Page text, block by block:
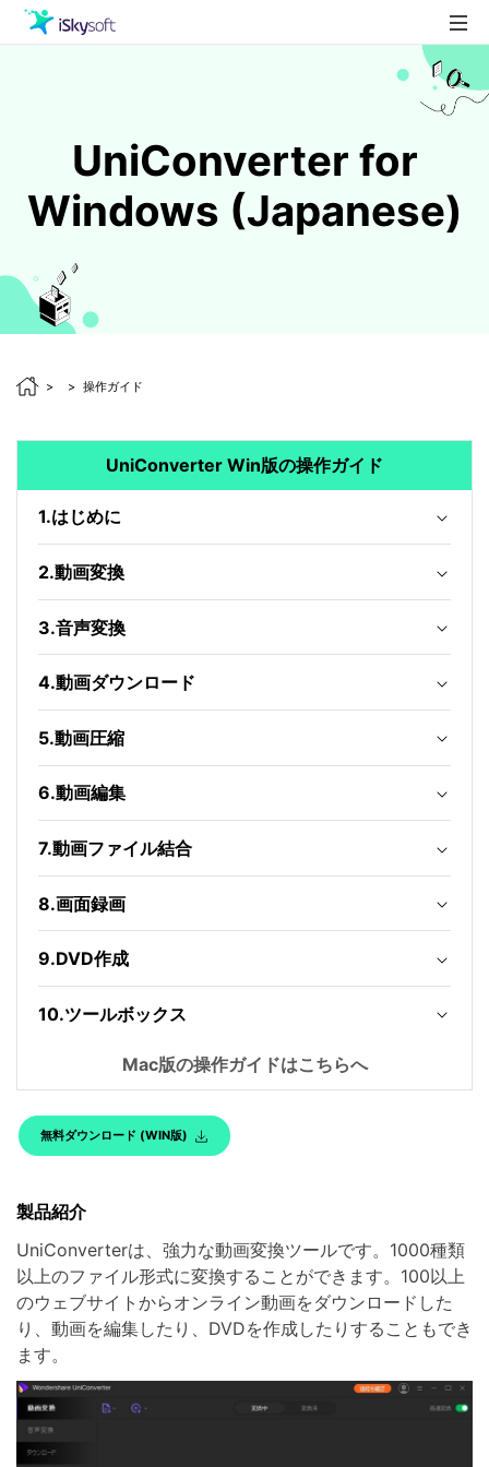
ダウンロード
サポート
UniConverter for
Windows (Japanese)
操作ガイド
UniConverter Win版の操作ガイド
1.はじめに
2.動画変換
3.音声変換
4.動画ダウンロード
5.動画圧縮
6.動画編集
7.動画ファイル結合
8.画面録画
9.DVD作成
10.ツールボックス
Mac版の操作ガイドはこちらへ
無料ダウンロード (WIN版)
製品紹介
UniConverterは、強力な動画変換ツールです。1000種類
以上のファイル形式に変換することができます。100以上
のウェブサイトからオンライン動画をダウンロードした
り、動画を編集したり、DVDを作成したりすることもでき
ます。